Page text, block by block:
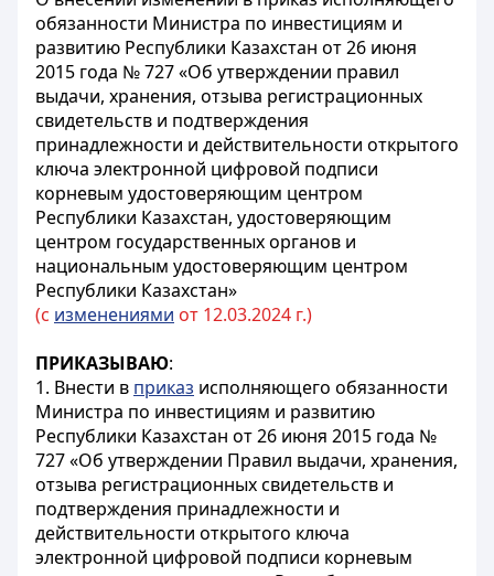
обязанности Министра по инвестициям и
развитию Республики Казахстан от 26 июня
2015 года № 727 «Об утверждении правил
выдачи, хранения, отзыва регистрационных
свидетельств и подтверждения
принадлежности и действительности открытого
ключа электронной цифровой подписи
корневым удостоверяющим центром
Республики Казахстан, удостоверяющим
центром государственных органов и
национальным удостоверяющим центром
Республики Казахстан»
(с изменениями от 12.03.2024 г.)
ПРИКАЗЫВАЮ:
1. Внести в приказ исполняющего обязанности
Министра по инвестициям и развитию
Республики Казахстан от 26 июня 2015 года №
727 «Об утверждении Правил выдачи, хранения,
отзыва регистрационных свидетельств и
подтверждения принадлежности и
действительности открытого ключа
электронной цифровой подписи корневым